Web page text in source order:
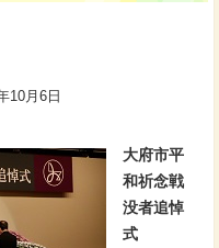
10月6日
大府市平
和祈念戦
没者追悼
式